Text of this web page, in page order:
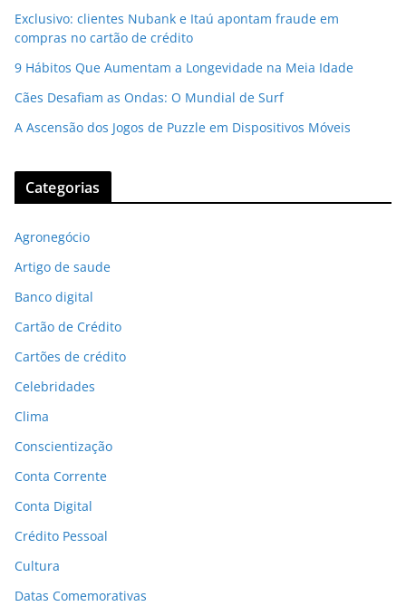
Exclusivo: clientes Nubank e Itaú apontam fraude em
compras no cartão de crédito
9 Hábitos Que Aumentam a Longevidade na Meia Idade
Cães Desafiam as Ondas: O Mundial de Surf
A Ascensão dos Jogos de Puzzle em Dispositivos Móveis
Categorias
Agronegócio
Artigo de saude
Banco digital
Cartão de Crédito
Cartões de crédito
Celebridades
Clima
Conscientização
Conta Corrente
Conta Digital
Crédito Pessoal
Cultura
Datas Comemorativas